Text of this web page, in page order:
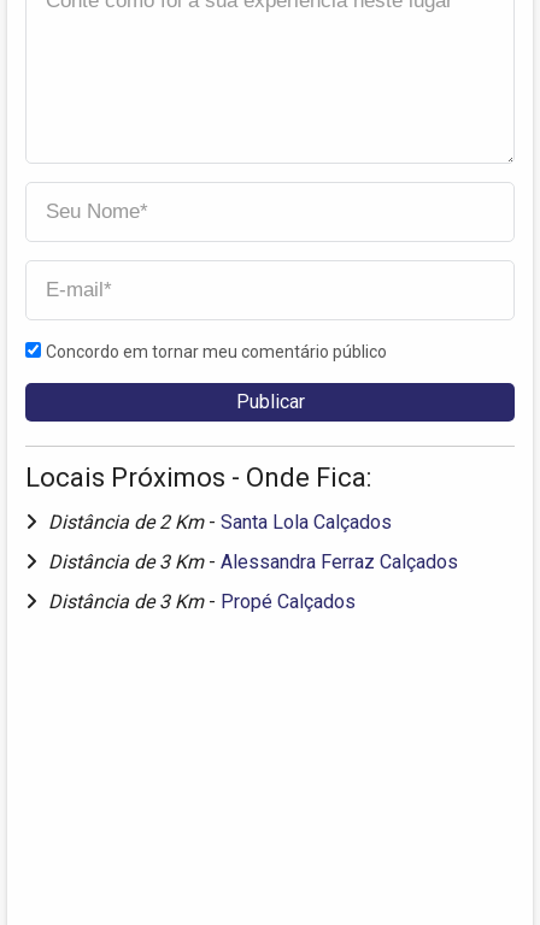
Concordo em tornar meu comentário público
Locais Próximos - Onde Fica:
Distância de 2 Km - Santa Lola Calçados
Distância de 3 Km - Alessandra Ferraz Calçados
Distância de 3 Km - Propé Calçados